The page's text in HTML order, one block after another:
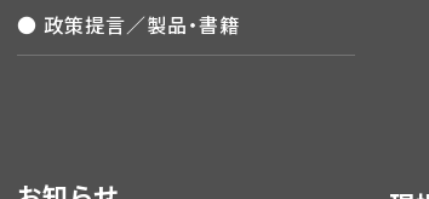
● 政策提言／製品・書籍